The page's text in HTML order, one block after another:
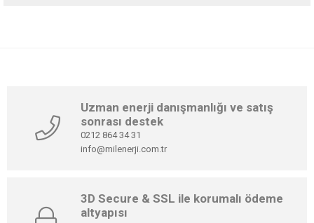
Uzman enerji danışmanlığı ve satış
sonrası destek
0212 864 34 31
info@milenerji.com.tr
3D Secure & SSL ile korumalı ödeme
altyapısı